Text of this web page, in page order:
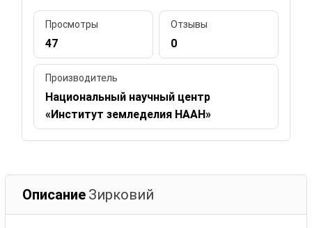
Просмотры
47
Отзывы
0
Производитель
Национальный научный центр
«Институт земледелия НААН»
Описание Зирковий